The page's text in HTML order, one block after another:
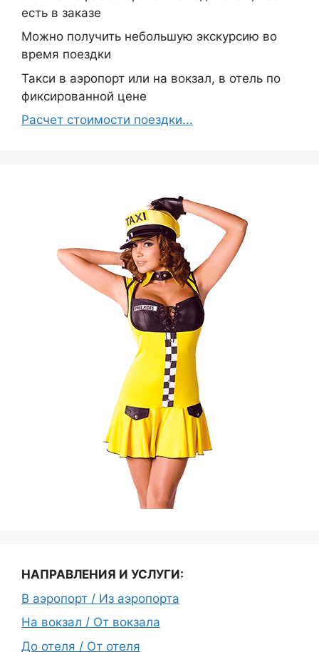
есть в заказе
Можно получить небольшую экскурсию во
время поездки
Такси в аэропорт или на вокзал, в отель по
фиксированной цене
Расчет стоимости поездки...
НАПРАВЛЕНИЯ И УСЛУГИ:
В аэропорт / Из аэропорта
На вокзал / От вокзала
До отеля / От отеля